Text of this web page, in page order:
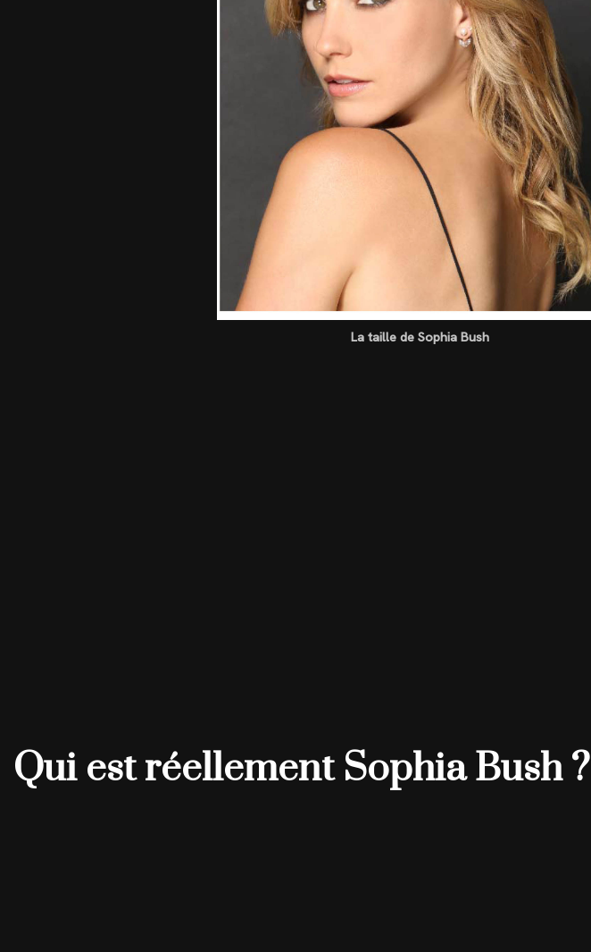
La taille de Sophia Bush
Qui est réellement Sophia Bush ?